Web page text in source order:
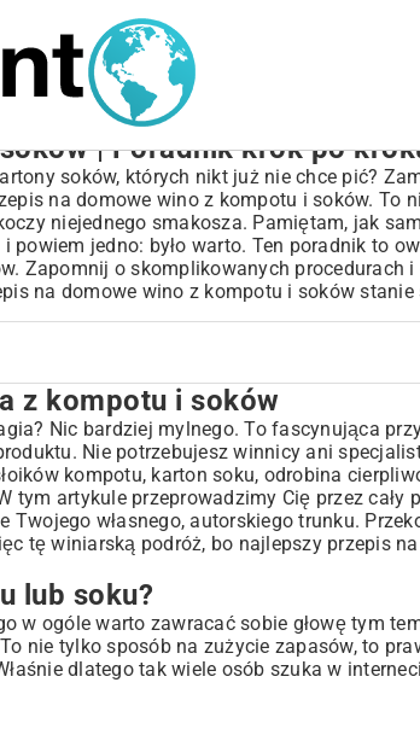
| Poradnik krok po
soków, których nikt już nie chce pić?
na domowe wino z kompotu i soków. To
niejednego smakosza. Pamiętam, jak
jedno: było warto. Ten poradnik to
Zapomnij o skomplikowanych procedurach
na domowe wino z kompotu i soków
z kompotu i soków
Nic bardziej mylnego. To fascynująca
Nie potrzebujesz winnicy ani
kompotu, karton soku, odrobina
artykule przeprowadzimy Cię przez cały
własnego, autorskiego trunku.
tę winiarską podróż, bo najlepszy przepis
lub soku?
w ogóle warto zawracać sobie głowę tym
nie tylko sposób na zużycie zapasów, to
dlatego tak wiele osób szuka w